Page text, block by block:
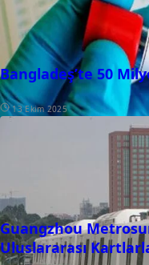
Bangladeş’te 50
13 Ekim 2025
Guangzhou
Uluslararası